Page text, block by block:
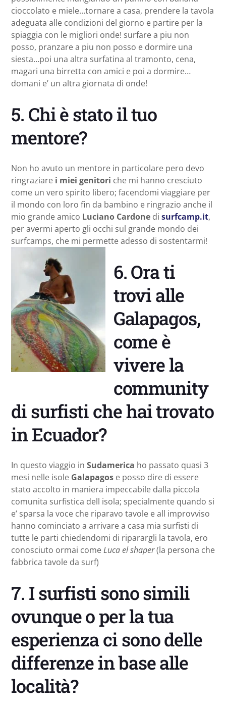
cioccolato e miele…tornare a casa, prendere la tavola
adeguata alle condizioni del giorno e partire per la
spiaggia con le migliori onde! surfare a piu non
posso, pranzare a piu non posso e dormire una
siesta…poi una altra surfatina al tramonto, cena,
magari una birretta con amici e poi a dormire…
domani e’ un altra giornata di onde!
5. Chi è stato il tuo
mentore?
Non ho avuto un mentore in particolare pero devo
ringraziare i miei genitori che mi hanno cresciuto
come un vero spirito libero; facendomi viaggiare per
il mondo con loro fin da bambino e ringrazio anche il
mio grande amico Luciano Cardone di surfcamp.it,
per avermi aperto gli occhi sul grande mondo dei
surfcamps, che mi permette adesso di sostentarmi!
6. Ora ti
trovi alle
Galapagos,
come è
vivere la
community
di surfisti che hai trovato
in Ecuador?
In questo viaggio in Sudamerica ho passato quasi 3
mesi nelle isole Galapagos e posso dire di essere
stato accolto in maniera impeccabile dalla piccola
comunita surfistica dell isola; specialmente quando si
e’ sparsa la voce che riparavo tavole e all improvviso
hanno cominciato a arrivare a casa mia surfisti di
tutte le parti chiedendomi di riparargli la tavola, ero
conosciuto ormai comeLuca el shaper(la persona che
fabbrica tavole da surf)
7. I surfisti sono simili
ovunque o per la tua
esperienza ci sono delle
differenze in base alle
località?